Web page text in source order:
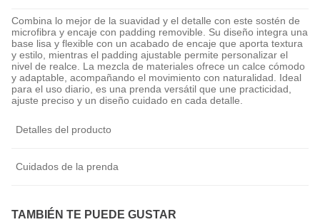
Combina lo mejor de la suavidad y el detalle con este sostén de
microfibra y encaje con padding removible. Su diseño integra una
base lisa y flexible con un acabado de encaje que aporta textura
y estilo, mientras el padding ajustable permite personalizar el
nivel de realce. La mezcla de materiales ofrece un calce cómodo
y adaptable, acompañando el movimiento con naturalidad. Ideal
para el uso diario, es una prenda versátil que une practicidad,
ajuste preciso y un diseño cuidado en cada detalle.
Detalles del producto
Cuidados de la prenda
TAMBIÉN TE PUEDE GUSTAR